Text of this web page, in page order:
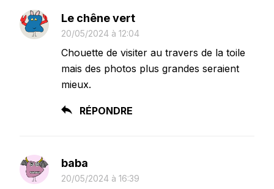
Le chêne vert
20/05/2024 à 12:04
Chouette de visiter au travers de la toile
mais des photos plus grandes seraient
mieux.
RÉPONDRE
baba
20/05/2024 à 16:39